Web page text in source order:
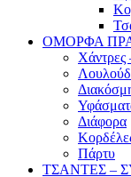
ΟΜΟΡΦΑ
Χάντρες
Διάφορα
Πάρτυ
ΤΣΑΝΤΕΣ –